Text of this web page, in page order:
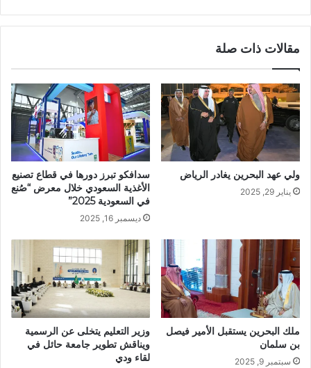
مقالات ذات صلة
ولي عهد البحرين يغادر الرياض
يناير 29, 2025
سدافكو تبرز دورها في قطاع تصنيع
الأغذية السعودي خلال معرض “صُنع
في السعودية 2025”
ديسمبر 16, 2025
ملك البحرين يستقبل الأمير فيصل
بن سلمان
سبتمبر 9, 2025
وزير التعليم يتخلى عن الرسمية
ويناقش تطوير جامعة حائل في
لقاء ودي